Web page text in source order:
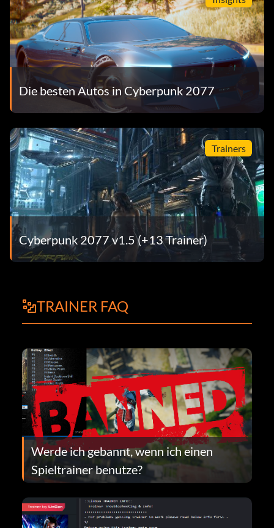
Die besten Autos in Cyberpunk 2077
Trainers
Cyberpunk 2077 v1.5 (+13 Trainer)
TRAINER FAQ
Werde ich gebannt, wenn ich einen
Spieltrainer benutze?